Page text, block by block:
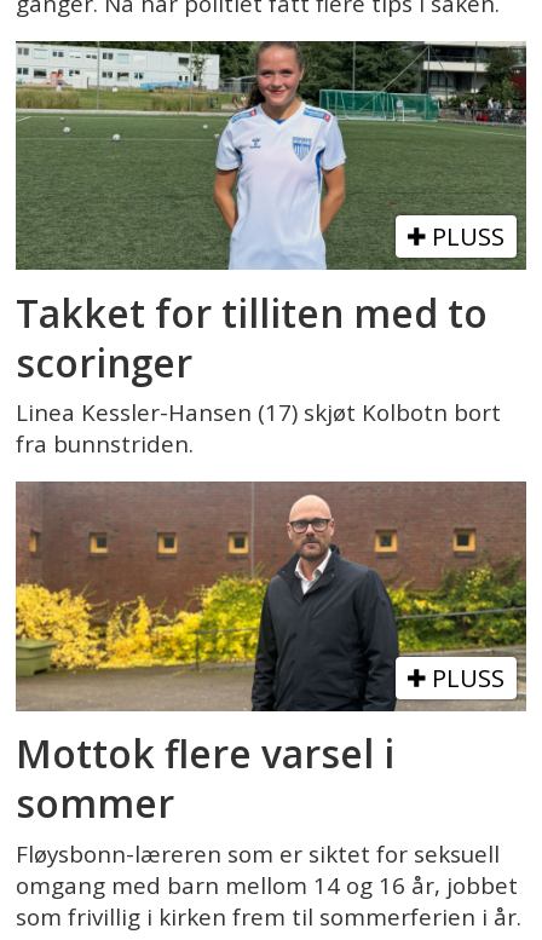
PLUSS
Takket for tilliten med to
scoringer
Linea Kessler-Hansen (17) skjøt Kolbotn bort
fra bunnstriden.
PLUSS
Mottok flere varsel i
sommer
Fløysbonn-læreren som er siktet for seksuell
omgang med barn mellom 14 og 16 år, jobbet
som frivillig i kirken frem til sommerferien i år.